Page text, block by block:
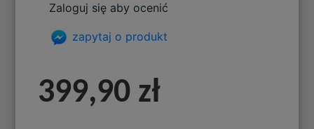
Zaloguj się aby ocenić
zapytaj o produkt
399,90 zł